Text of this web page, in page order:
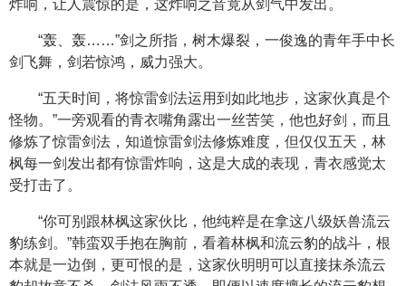
炸响，让人震惊的是，这炸响之音竟从剑气中发出。
“轰、轰……”剑之所指，树木爆裂，一俊逸的青年手中长
剑飞舞，剑若惊鸿，威力强大。
“五天时间，将惊雷剑法运用到如此地步，这家伙真是个
怪物。”一旁观看的青衣嘴角露出一丝苦笑，他也好剑，而且
修炼了惊雷剑法，知道惊雷剑法修炼难度，但仅仅五天，林
枫每一剑发出都有惊雷炸响，这是大成的表现，青衣感觉太
受打击了。
“你可别跟林枫这家伙比，他纯粹是在拿这八级妖兽流云
豹练剑。”韩蛮双手抱在胸前，看着林枫和流云豹的战斗，根
本就是一边倒，更可恨的是，这家伙明明可以直接抹杀流云